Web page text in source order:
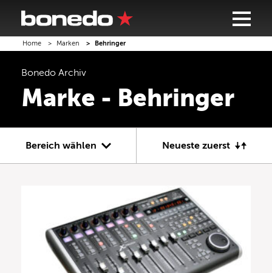
Home Marken Behringer
Bonedo Archiv
Marke - Behringer
Bereich wählen
Recording
Neueste zuerst